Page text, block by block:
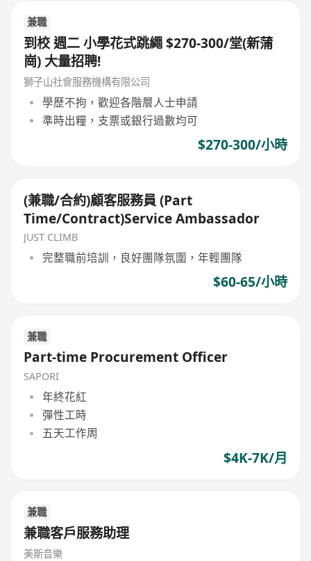
兼職
到校 週二 小學花式跳繩 $270-300/堂(新蒲
崗) 大量招聘!
獅子山社會服務機構有限公司
學歷不拘，歡迎各階層人士申請
準時出糧，支票或銀行過數均可
$270-300/小時
(兼職/合約)顧客服務員 (Part
Time/Contract)Service Ambassador
JUST CLIMB
完整職前培訓，良好團隊氛圍，年輕團隊
$60-65/小時
兼職
Part-time Procurement Officer
SAPORI
年終花紅
彈性工時
五天工作周
$4K-7K/月
兼職
兼職客戶服務助理
美斯音樂